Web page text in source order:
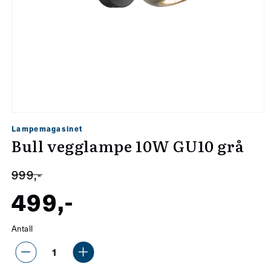
medie
1
i
Lampemagasinet
Bull vegglampe 10W GU10 grå
Salgspris
499,-
Vanlig
pris
999,-
Antall
Senk
Øk